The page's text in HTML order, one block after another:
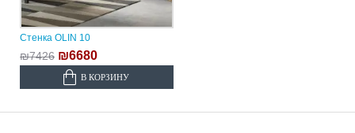
Стенка OLIN 10
₪7426 ₪6680
В КОРЗИНУ